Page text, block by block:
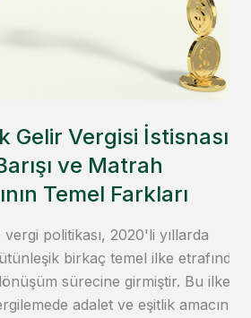
Gelir Vergisi İstisnası,
ve Matrah
Temel Farkları
politikası, 2020'li yıllarda
birkaç temel ilke etrafında
sürecine girmiştir. Bu
adalet ve eşitlik amacının